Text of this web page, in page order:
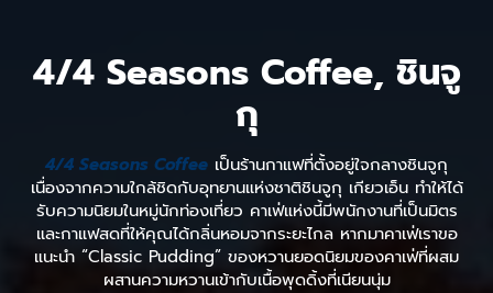
4/4 Seasons Coffee, ชินจู
กุ
4/4 Seasons Coffee เป็นร้านกาแฟที่ตั้งอยู่ใจกลางชินจูกุ
เนื่องจากความใกล้ชิดกับอุทยานแห่งชาติชินจูกุ เกียวเอ็น ทำให้ได้
รับความนิยมในหมู่นักท่องเที่ยว คาเฟ่แห่งนี้มีพนักงานที่เป็นมิตร
และกาแฟสดที่ให้คุณได้กลิ่นหอมจากระยะไกล หากมาคาเฟ่เราขอ
แนะนำ “Classic Pudding” ของหวานยอดนิยมของคาเฟ่ที่ผสม
ผสานความหวานเข้ากับเนื้อพุดดิ้งที่เนียนนุ่ม